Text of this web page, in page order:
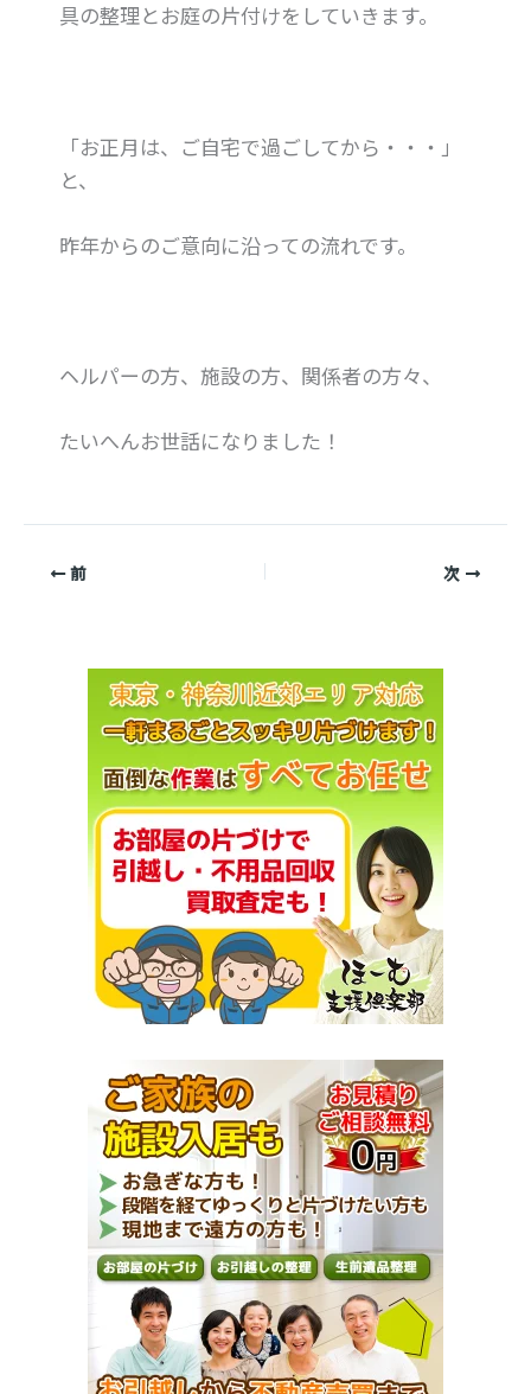
具の整理とお庭の片付けをしていきます。
「お正月は、ご自宅で過ごしてから・・・」
と、
昨年からのご意向に沿っての流れです。
ヘルパーの方、施設の方、関係者の方々、
たいへんお世話になりました！
前 次